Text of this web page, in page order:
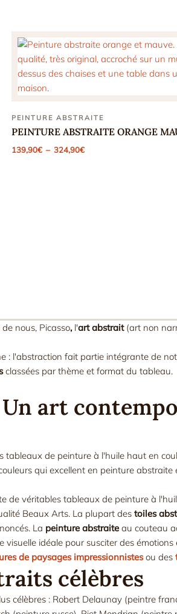
PEINTURE ABSTRAITE
PEINTURE ABSTRAITE ORANGE
139,90€ – 324,90€Plage
nous, Picasso,l'art abstrait(art non
: l'abstraction fait partie intégrante de
classées par thème et format du tableau.
art
de peinture à l'huile haut en
qui excellent en peinture
de véritables tableaux de peinture à
Beaux Arts. La plupart des toiles
La peinture abstraite au couteau
idéale pour susciter des
de paysages impressionnistesou des
célèbres
célèbres : Robert Delaunay (peintre